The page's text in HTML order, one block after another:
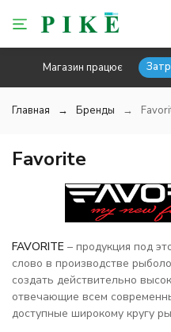
Магазин працює
Главная Бренды
Favorite
FAVORITE – продукция под
слово в производстве
создать действительно
отвечающие всем
доступные широкому кругу